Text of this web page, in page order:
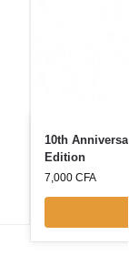
10th
Edition
7,000 CFA